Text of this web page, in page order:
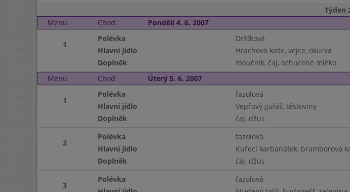
Týden
Menu
Chod Pondělí 4. 6. 2007
1
Polévka
Dršťková
Hlavní jídlo
Hrachová kaše, vejce, okurka
Doplněk
moučník, čaj, ochucené mléko
Menu
Chod Úterý 5. 6. 2007
1
Polévka
fazolová
Hlavní jídlo
Vepřový guláš, těstoviny
Doplněk
čaj, džus
2
Polévka
fazolová
Hlavní jídlo
Kuřecí karbanátek, bramborová
Doplněk
čaj, džus
3
Polévka
fazolová